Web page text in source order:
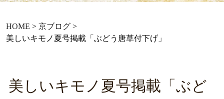
HOME > 京ブログ>
美しいキモノ夏号掲載「ぶどう唐草付下げ」
美しいキモノ夏号掲載「ぶど